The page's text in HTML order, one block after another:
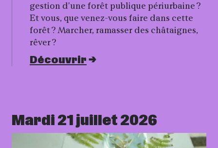
gestion d'une forêt publique périurbaine ?
Et vous, que venez-vous faire dans cette
forêt ? Marcher, ramasser des châtaignes,
rêver ?
Découvrir
Mardi 21 juillet 2026